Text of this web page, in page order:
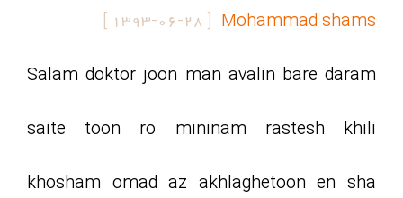
Mohammad shams
[
1393-06-28
]
Salam doktor joon man avalin bare daram
saite toon ro mininam rastesh khili
khosham omad az akhlaghetoon en sha